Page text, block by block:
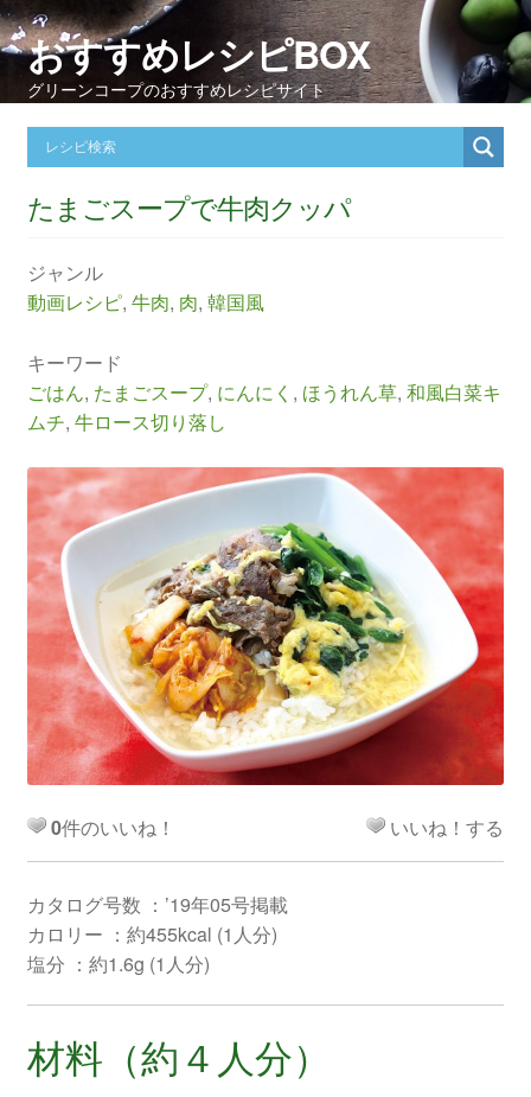
おすすめレシピBOX
グリーンコープのおすすめレシピサイト
たまごスープで牛肉クッパ
ジャンル
動画レシピ, 牛肉, 肉, 韓国風
キーワード
ごはん, たまごスープ, にんにく , ほうれん草, 和風白菜キ
ムチ, 牛ロース切り落し
0件のいいね！ いいね！する
カタログ号数 ：’19年05号掲載
カロリー ：約455kcal (1人分)
塩分 ：約1.6g (1人分)
材料（約４人分）